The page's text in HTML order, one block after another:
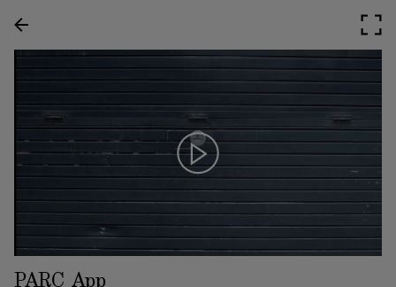
PARC App